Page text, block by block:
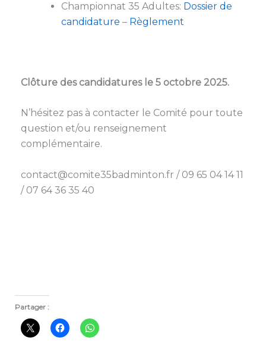
Championnat 35 Adultes: Dossier de
candidature – Règlement
Clôture des candidatures le 5 octobre 2025.
N’hésitez pas à contacter le Comité pour toute
question et/ou renseignement
complémentaire.
contact@comite35badminton.fr / 09 65 04 14 11
/ 07 64 36 35 40
Partager :